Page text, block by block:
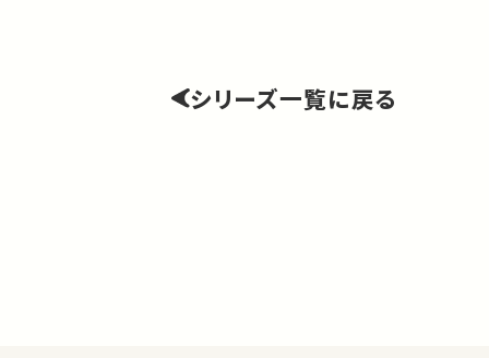
シリーズ一覧に戻る